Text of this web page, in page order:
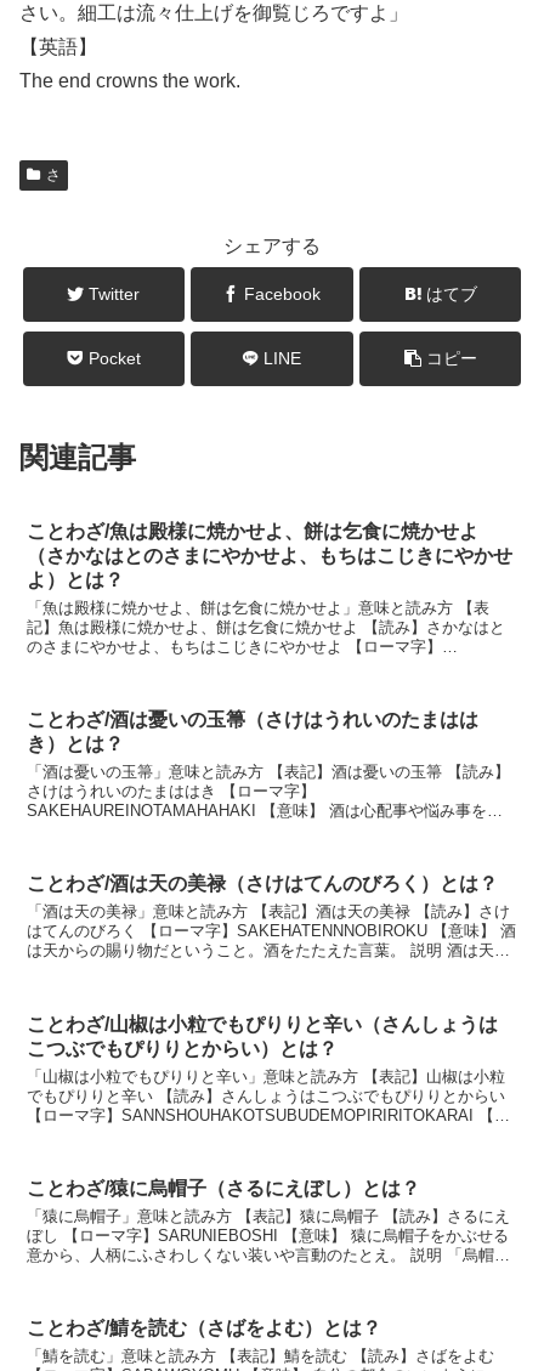
さい。細工は流々仕上げを御覧じろですよ」
【英語】
The end crowns the work.
さ
シェアする
Twitter Facebook はてブ
Pocket LINE コピー
関連記事
ことわざ/魚は殿様に焼かせよ、餅は乞食に焼かせよ
（さかなはとのさまにやかせよ、もちはこじきにやかせ
よ）とは？
「魚は殿様に焼かせよ、餅は乞食に焼かせよ」意味と読み方 【表
記】魚は殿様に焼かせよ、餅は乞食に焼かせよ 【読み】さかなはと
のさまにやかせよ、もちはこじきにやかせよ 【ローマ字】
ことわざ/酒は憂いの玉箒（さけはうれいのたまはは
き）とは？
「酒は憂いの玉箒」意味と読み方 【表記】酒は憂いの玉箒 【読み】
さけはうれいのたまははき 【ローマ字】
SAKEHAUREINOTAMAHAHAKI 【意味】 酒は心配事や悩み事を取
ことわざ/酒は天の美禄（さけはてんのびろく）とは？
「酒は天の美禄」意味と読み方 【表記】酒は天の美禄 【読み】さけ
はてんのびろく 【ローマ字】SAKEHATENNNOBIROKU 【意味】 酒
は天からの賜り物だということ。酒をたたえた言葉。 説明 酒は天か
ことわざ/山椒は小粒でもぴりりと辛い（さんしょうは
こつぶでもぴりりとからい）とは？
「山椒は小粒でもぴりりと辛い」意味と読み方 【表記】山椒は小粒
でもぴりりと辛い 【読み】さんしょうはこつぶでもぴりりとからい
【ローマ字】SANNSHOUHAKOTSUBUDEMOPIRIRITOKARAI 【意
ことわざ/猿に烏帽子（さるにえぼし）とは？
「猿に烏帽子」意味と読み方 【表記】猿に烏帽子 【読み】さるにえ
ぼし 【ローマ字】SARUNIEBOSHI 【意味】 猿に烏帽子をかぶせる
意から、人柄にふさわしくない装いや言動のたとえ。 説明 「烏帽
ことわざ/鯖を読む（さばをよむ）とは？
「鯖を読む」意味と読み方 【表記】鯖を読む 【読み】さばをよむ